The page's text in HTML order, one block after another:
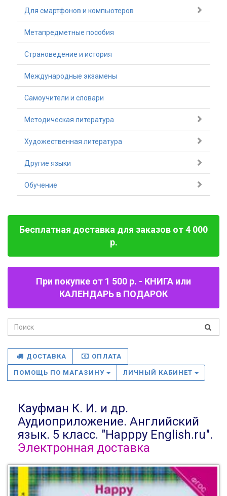
Для смартфонов и компьютеров
Метапредметные пособия
Страноведение и история
Международные экзамены
Самоучители и словари
Методическая литература
Художественная литература
Другие языки
Обучение
Бесплатная доставка для заказов от 4 000
р.
При покупке от 1 500 р. - КНИГА или
КАЛЕНДАРЬ в ПОДАРОК
ДОСТАВКА ОПЛАТА
ПОМОЩЬ ПО МАГАЗИНУ ЛИЧНЫЙ КАБИНЕТ
Кауфман К. И. и др.
Аудиоприложение. Английский
язык. 5 класс. "Happpy English.ru".
Электронная доставка